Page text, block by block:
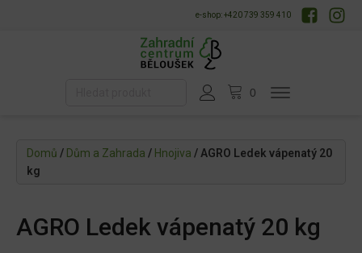
e-shop: +420 739 359 410
Domů / Dům a Zahrada / Hnojiva / AGRO Ledek vápenatý 20
kg
AGRO Ledek vápenatý 20 kg